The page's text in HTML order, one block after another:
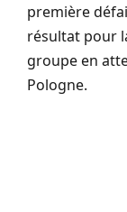
première
résultat pour
groupe en
Pologne.